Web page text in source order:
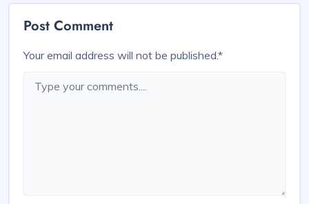
Post Comment
Your email address will not be published.*